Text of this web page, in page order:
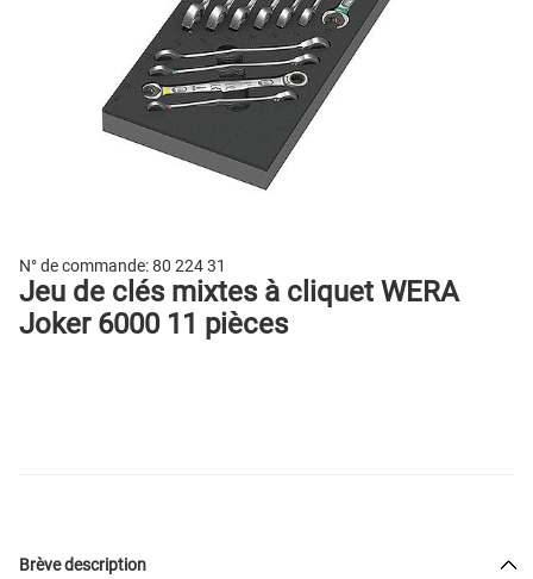
N° de commande:80 224 31
Jeu de clés mixtes à cliquet WERA
Joker 6000 11 pièces
Brève description